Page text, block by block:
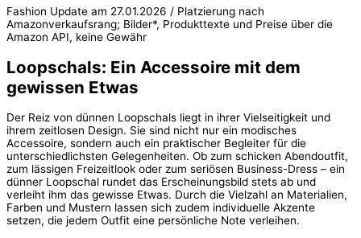
Fashion Update am 27.01.2026 / Platzierung nach
Amazonverkaufsrang; Bilder*, Produkttexte und Preise über die
Amazon API, keine Gewähr
Loopschals: Ein Accessoire mit dem
gewissen Etwas
Der Reiz von dünnen Loopschals liegt in ihrer Vielseitigkeit und
ihrem zeitlosen Design. Sie sind nicht nur ein modisches
Accessoire, sondern auch ein praktischer Begleiter für die
unterschiedlichsten Gelegenheiten. Ob zum schicken Abendoutfit,
zum lässigen Freizeitlook oder zum seriösen Business-Dress – ein
dünner Loopschal rundet das Erscheinungsbild stets ab und
verleiht ihm das gewisse Etwas. Durch die Vielzahl an Materialien,
Farben und Mustern lassen sich zudem individuelle Akzente
setzen, die jedem Outfit eine persönliche Note verleihen.